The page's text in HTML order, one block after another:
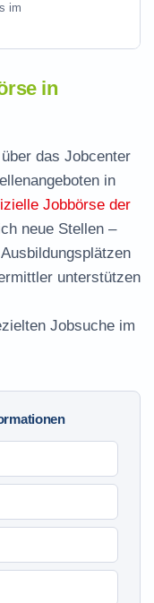
im
in
das Jobcenter
in
Jobbörse der
neue Stellen –
unterstützen
Jobsuche im